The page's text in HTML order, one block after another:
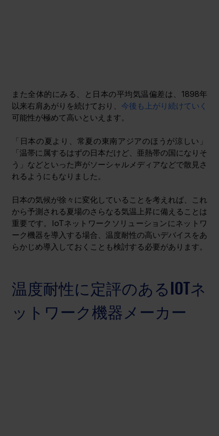
また全体的にみる、と日本の平均気温偏差は、1898年
以来右肩あがりを続けており、 今後も上がり続けていく
可能性が極めて高いといえます。
「日本の夏より、常夏の東南アジアのほうが涼しい」
「温帯に属するはずの日本だけど、亜熱帯の国になりそ
う」などといった声がソーシャルメディアなどで散見さ
れるようにもなりました。
日本の気候が徐々に変化していることを考えれば、これ
から予測される夏場のさらなる気温上昇に備えることは
重要です。IoTネットワークソリューションにネットワ
ーク機器を導入する場合、温度耐性の高いデバイスをあ
らかじめ導入しておくことも検討する必要があります。
温度耐性に定評のあるIOTネ
ットワーク機器メーカー